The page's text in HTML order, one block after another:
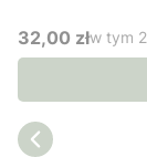
Cena brutto
32,00 złw tym
w tym